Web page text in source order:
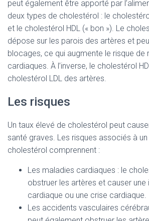
peut également être apporté par
deux types de cholestérol : le
et le cholestérol HDL (« bon »). Le
dépose sur les parois des artères et
blocages, ce qui augmente le risque de
cardiaques. À l’inverse, le cholestérol
cholestérol LDL des artères.
Les risques
Un taux élevé de cholestérol peut
santé graves. Les risques associés à
cholestérol comprennent :
Les maladies cardiaques : le
obstruer les artères et causer une
cardiaque ou une crise cardiaque.
Les accidents vasculaires